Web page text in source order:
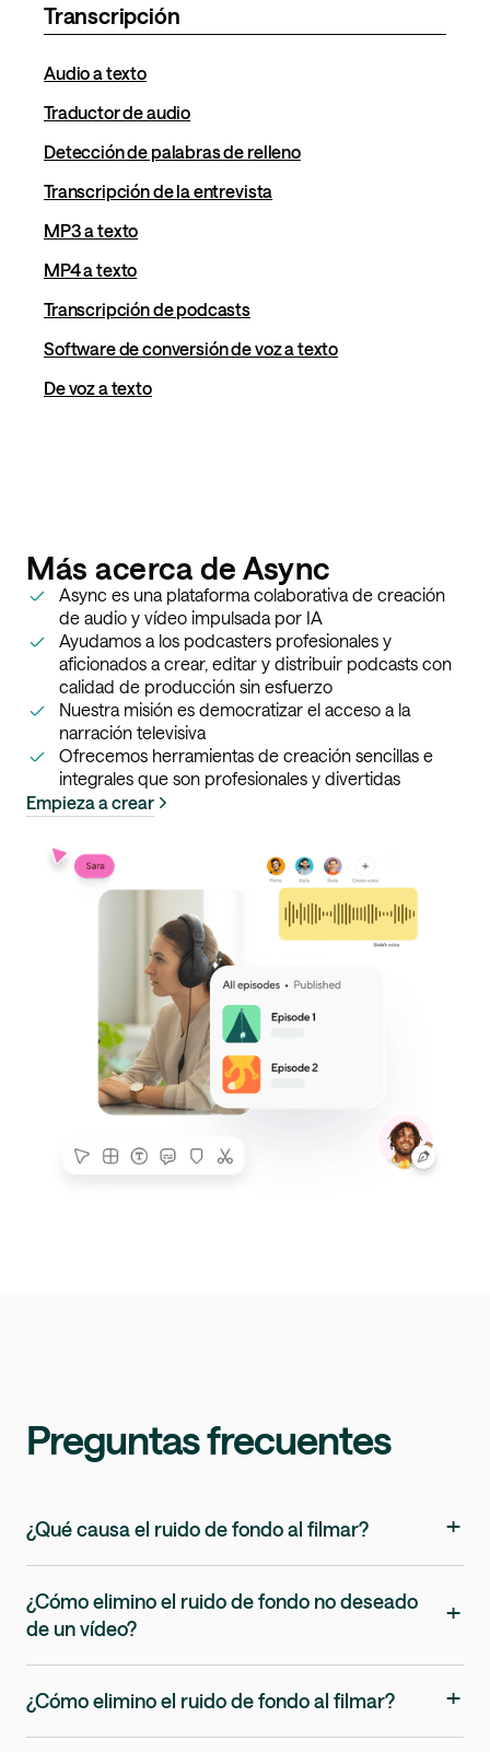
Transcripción
Audio a texto
Traductor de audio
Detección de palabras de relleno
Transcripción de la entrevista
MP3 a texto
MP4 a texto
Transcripción de podcasts
Software de conversión de voz a texto
De voz a texto
Más acerca de Async
Async es una plataforma colaborativa de creación
de audio y vídeo impulsada por IA
Ayudamos a los podcasters profesionales y
aficionados a crear, editar y distribuir podcasts con
calidad de producción sin esfuerzo
Nuestra misión es democratizar el acceso a la
narración televisiva
Ofrecemos herramientas de creación sencillas e
integrales que son profesionales y divertidas
Empieza a crear
Preguntas frecuentes
¿Qué causa el ruido de fondo al filmar? +
¿Cómo elimino el ruido de fondo no deseado
de un vídeo?
+
¿Cómo elimino el ruido de fondo al filmar? +